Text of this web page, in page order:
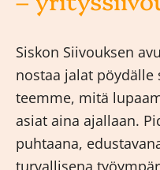
Siskon Siivouksen
nostaa jalat pöydälle
teemme, mitä
asiat aina ajallaan.
puhtaana,
turvallisena